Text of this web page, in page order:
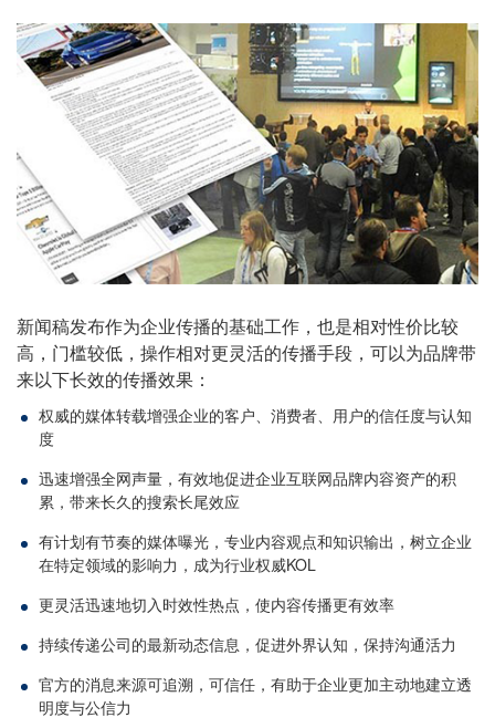
新闻稿发布作为企业传播的基础工作，也是相对性价比较
高，门槛较低，操作相对更灵活的传播手段，可以为品牌带
来以下长效的传播效果：
权威的媒体转载增强企业的客户、消费者、用户的信任度与认知
度
迅速增强全网声量，有效地促进企业互联网品牌内容资产的积
累，带来长久的搜索长尾效应
有计划有节奏的媒体曝光，专业内容观点和知识输出，树立企业
在特定领域的影响力，成为行业权威KOL
更灵活迅速地切入时效性热点，使内容传播更有效率
持续传递公司的最新动态信息，促进外界认知，保持沟通活力
官方的消息来源可追溯，可信任，有助于企业更加主动地建立透
明度与公信力